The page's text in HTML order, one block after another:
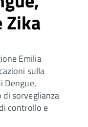
Zika
Emilia
sulla
Dengue,
di sorveglianza
controllo e